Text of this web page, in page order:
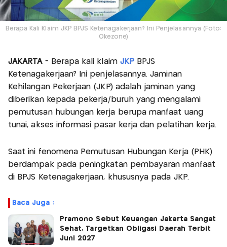
Berapa Kali Klaim JKP BPJS Ketenagakerjaan? Ini Penjelasannya (Foto:
Okezone)
JAKARTA - Berapa kali klaim JKP BPJS
Ketenagakerjaan? Ini penjelasannya. Jaminan
Kehilangan Pekerjaan (JKP) adalah jaminan yang
diberikan kepada pekerja/buruh yang mengalami
pemutusan hubungan kerja berupa manfaat uang
tunai, akses informasi pasar kerja dan pelatihan kerja.
Saat ini fenomena Pemutusan Hubungan Kerja (PHK)
berdampak pada peningkatan pembayaran manfaat
di BPJS Ketenagakerjaan, khususnya pada JKP.
Baca Juga :
Pramono Sebut Keuangan Jakarta Sangat
Sehat, Targetkan Obligasi Daerah Terbit
Juni 2027